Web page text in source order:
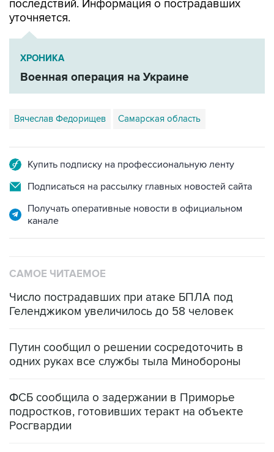
ХРОНИКА
Военная операция на Украине
Вячеслав Федорищев Самарская область
Подписаться на рассылку главных новостей сайта
Получать оперативные новости в официальном
Число пострадавших при атаке БПЛА под
Путин сообщил о решении сосредоточить в
ФСБ сообщила о задержании в Приморье
Росгвардии
Беспилотные технологии и ИИ на службе у